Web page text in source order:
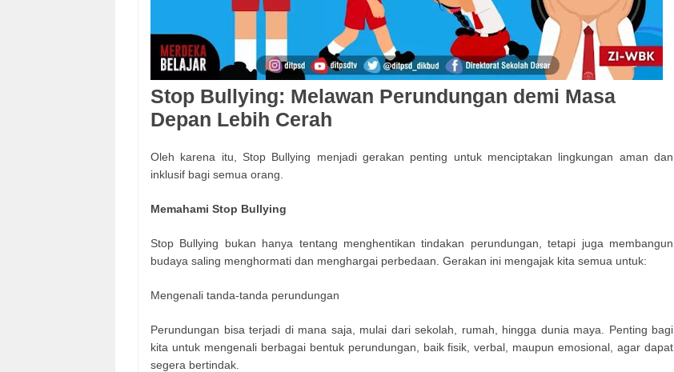
Stop Bullying: Melawan Perundungan demi Masa
Depan Lebih Cerah
Oleh karena itu, Stop Bullying menjadi gerakan penting untuk menciptakan lingkungan aman dan
inklusif bagi semua orang.
Memahami Stop Bullying
Stop Bullying bukan hanya tentang menghentikan tindakan perundungan, tetapi juga membangun
budaya saling menghormati dan menghargai perbedaan. Gerakan ini mengajak kita semua untuk:
Mengenali tanda-tanda perundungan
Perundungan bisa terjadi di mana saja, mulai dari sekolah, rumah, hingga dunia maya. Penting bagi
kita untuk mengenali berbagai bentuk perundungan, baik fisik, verbal, maupun emosional, agar dapat
segera bertindak.